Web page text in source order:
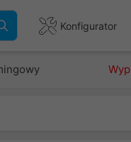
Konfigurator